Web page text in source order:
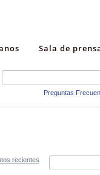
Sala de
Preguntas
recientes